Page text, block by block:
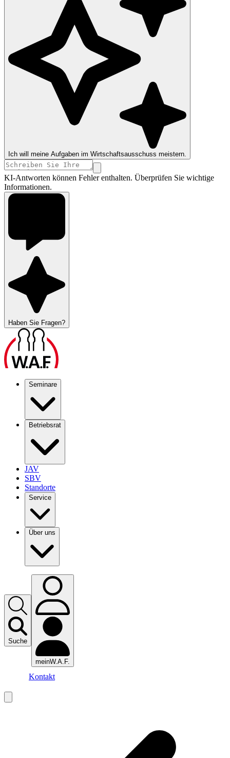
Ich will meine Aufgaben im Wirtschaftsausschuss meistern.
KI-Antworten können Fehler enthalten. Überprüfen Sie wichtige
Informationen.
Haben Sie Fragen?
Seminare
Betriebsrat
JAV
SBV
Standorte
Service
Über uns
Suche
meinW.A.F.
Kontakt